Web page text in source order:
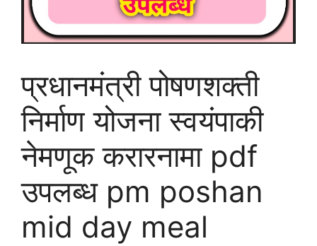
प्रधानमंत्री पोषणशक्ती
निर्माण योजना स्वयंपाकी
नेमणूक करारनामा pdf
उपलब्ध pm poshan
mid day meal